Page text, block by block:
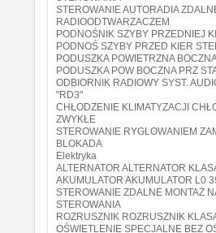
STEROWANIE AUTORADIA
RADIOODTWARZACZEM
PODNOŚNIK SZYBY PRZEDNIEJ
PODNOŚ SZYBY PRZED KIER
PODUSZKA POWIETRZNA
PODUSZKA POW BOCZNA PRZ
ODBIORNIK RADIOWY SYST.
"RD3"
CHŁODZENIE KLIMATYZACJI
ZWYKŁE
STEROWANIE RYGLOWANIEM
BLOKADA
Elektryka
ALTERNATOR ALTERNATOR
AKUMULATOR AKUMULATOR L0
STEROWANIE ZDALNE MONTAŻ
STEROWANIA
ROZRUSZNIK ROZRUSZNIK
OŚWIETLENIE SPECJALNE BEZ